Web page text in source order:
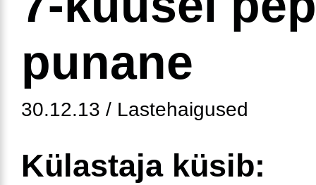
punane
30.12.13 / Lastehaigused
Külastaja küsib: